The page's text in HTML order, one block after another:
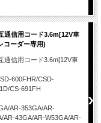
信用コード3.6m[12V車
コーダー専用)
信用コード3.6m[12V車
600FHR/CSD-
CS-691FH
AR-353GA/AR-
AR-43GA/AR-W53GA/AR-